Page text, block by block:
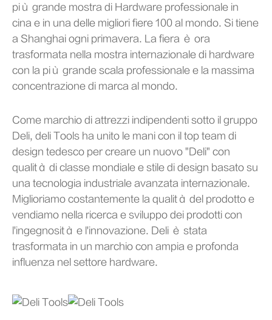
più grande mostra di Hardware professionale in
cina e in una delle migliori fiere 100 al mondo. Si tiene
a Shanghai ogni primavera. La fiera è ora
trasformata nella mostra internazionale di hardware
con la più grande scala professionale e la massima
concentrazione di marca al mondo.
Come marchio di attrezzi indipendenti sotto il gruppo
Deli, deli Tools ha unito le mani con il top team di
design tedesco per creare un nuovo "Deli" con
qualità di classe mondiale e stile di design basato su
una tecnologia industriale avanzata internazionale.
Miglioriamo costantemente la qualità del prodotto e
vendiamo nella ricerca e sviluppo dei prodotti con
l'ingegnosità e l'innovazione. Deli è stata
trasformata in un marchio con ampia e profonda
influenza nel settore hardware.